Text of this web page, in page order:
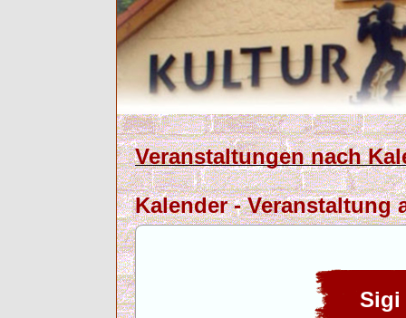
Veranstaltungen nach
Kalender - Veranstaltung